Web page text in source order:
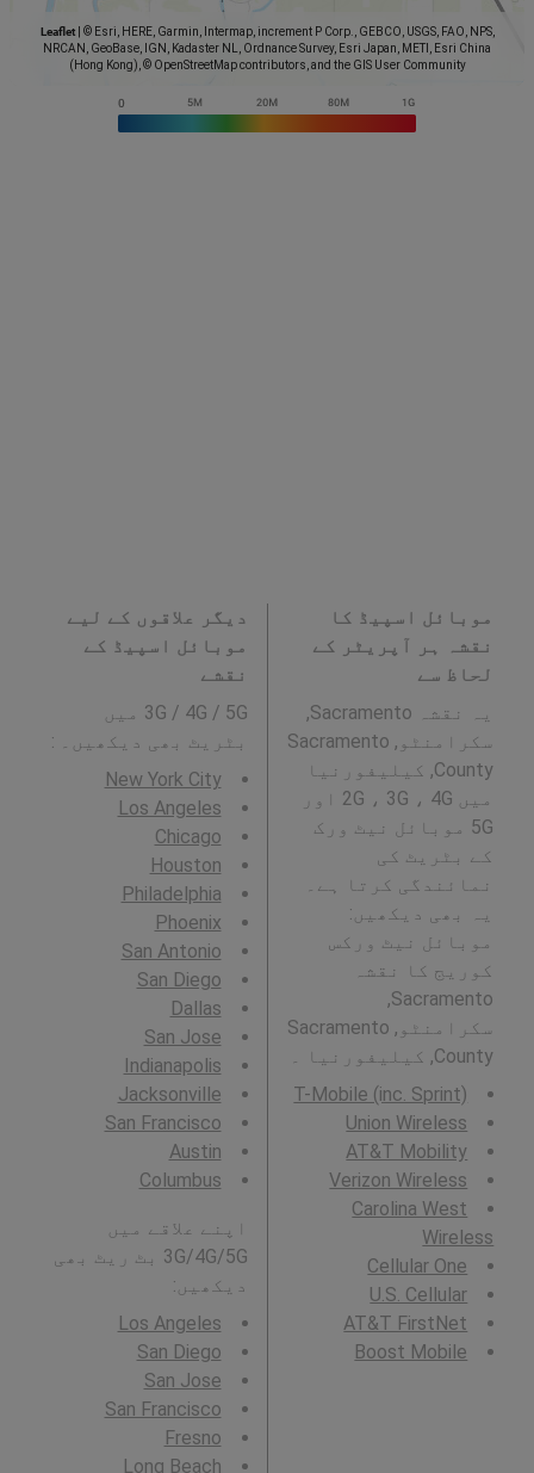
Leaflet
© Esri, HERE, Garmin, Intermap, increment P Corp., GEBCO, USGS, FAO, NPS,
NRCAN, GeoBase, IGN, Kadaster NL, Ordnance Survey, Esri Japan, METI, Esri China
(Hong Kong), © OpenStreetMap contributors, and the GIS User Community
موبائل اسپیڈ کا
نقشہ ہر آپریٹر کے
لحاظ سے
یہ نقشہ Sacramento,
سکرامنٹو, Sacramento
County, کیلیفورنیا
میں 2G ، 3G ، 4G اور
5G موبائل نیٹ ورک
کے بٹریٹ کی
نمائندگی کرتا ہے۔
یہ بھی دیکھیں:
موبائل نیٹ ورکس
کوریج کا نقشہ
Sacramento,
سکرامنٹو, Sacramento
County, کیلیفورنیا ۔
T-Mobile (inc. Sprint)
Union Wireless
AT&T Mobility
Verizon Wireless
Carolina West
Wireless
Cellular One
U.S. Cellular
AT&T FirstNet
Boost Mobile
دیگر علاقوں کے لیے
موبائل اسپیڈ کے
نقشے
3G / 4G / 5G میں
بٹریٹ بھی دیکھیں۔ :
New York City
Los Angeles
Chicago
Houston
Philadelphia
Phoenix
San Antonio
San Diego
Dallas
San Jose
Indianapolis
Jacksonville
San Francisco
Austin
Columbus
اپنے علاقے میں
3G/4G/5G بٹ ریٹ بھی
دیکھیں:
Los Angeles
San Diego
San Jose
San Francisco
Fresno
Long Beach